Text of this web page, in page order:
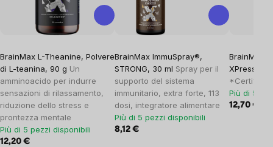
BrainMax L-Theanine, Polvere
di L-teanina, 90 g Un
amminoacido per indurre
sensazioni di rilassamento,
riduzione dello stress e
prontezza mentale
Più di 5 pezzi disponibili
12,20 €
BrainMax ImmuSpray®,
STRONG, 30 ml Spray per il
supporto del sistema
immunitario, extra forte, 113
dosi, integratore alimentare
Più di 5 pezzi disponibili
8,12 €
BrainMax
XPresso,
Più di 5
12,70 €